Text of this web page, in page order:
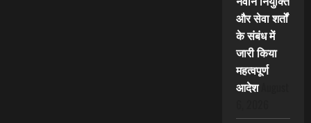
और सेवा शर्तों
के संबंध में
जारी किया
महत्वपूर्ण
आदेश